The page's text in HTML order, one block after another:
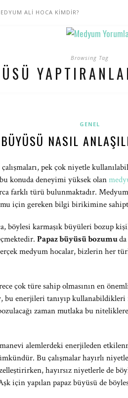
ALİ HOCA KİMDİR?
Browsing Tag
GENEL
NASIL
çalışmaları, pek çok niyetle
konuda deneyimi yüksek olan
farklı türü bulunmaktadır.
için gereken bilgi birikimine
böylesi karmaşık büyüleri bozup
Papaz büyüsü bozumu
medyum hocalar, bizlerin her
çok türe sahip olmasının en
, bu enerjileri tanıyıp
zaman mutlaka bu
alemlerdeki enerjileden
Bu çalışmalar hayırlı
hayırsız niyetlerle de
için yapılan papaz büyüsü de